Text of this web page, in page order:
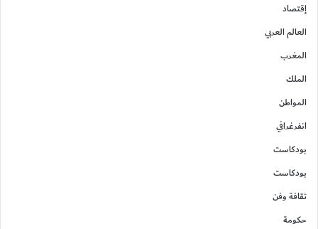
إقتصاد
العالم العربي
المغرب
الملك
المواطن
انفرغرافي
بودكاست
بودكاست
ثقافة وفن
حكومة